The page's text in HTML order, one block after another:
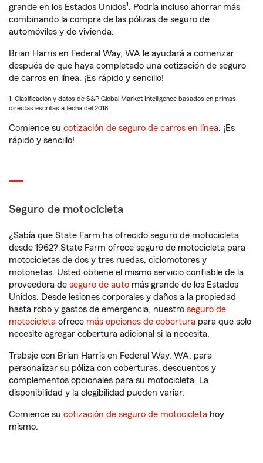
grande en los Estados Unidos1. Podría incluso ahorrar más
combinando la compra de las pólizas de seguro de
automóviles y de vivienda.
Brian Harris en Federal Way, WA le ayudará a comenzar
después de que haya completado una cotización de seguro
de carros en línea. ¡Es rápido y sencillo!
1. Clasificación y datos de S&P Global Market Intelligence basados en primas
directas escritas a fecha del 2018.
Comience su cotización de seguro de carros en línea. ¡Es
rápido y sencillo!
Seguro de motocicleta
¿Sabía que State Farm ha ofrecido seguro de motocicleta
desde 1962? State Farm ofrece seguro de motocicleta para
motocicletas de dos y tres ruedas, ciclomotores y
motonetas. Usted obtiene el mismo servicio confiable de la
proveedora de seguro de auto más grande de los Estados
Unidos. Desde lesiones corporales y daños a la propiedad
hasta robo y gastos de emergencia, nuestro seguro de
motocicleta ofrece más opciones de cobertura para que solo
necesite agregar cobertura adicional si la necesita.
Trabaje con Brian Harris en Federal Way, WA, para
personalizar su póliza con coberturas, descuentos y
complementos opcionales para su motocicleta. La
disponibilidad y la elegibilidad pueden variar.
Comience su cotización de seguro de motocicleta hoy
mismo.